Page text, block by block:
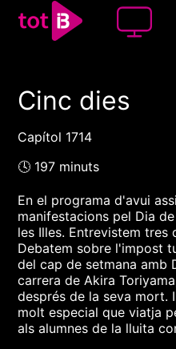
00:00 00:00
Cinc dies
Capítol 1714
🕓 197 minuts
En el programa d'avui
manifestacions pel Dia
les Illes. Entrevistem tres
Debatem sobre l'impost
del cap de setmana amb
carrera de Akira
després de la seva mort.
molt especial que viatja
als alumnes de la lluita